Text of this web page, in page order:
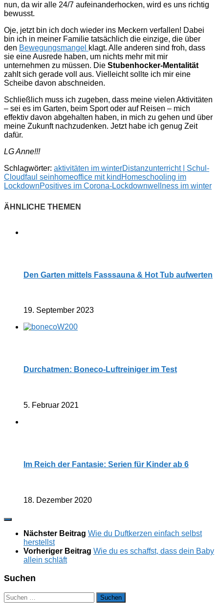
nun, da wir alle 24/7 aufeinanderhocken, wird es uns richtig
bewusst.
Oje, jetzt bin ich doch wieder ins Meckern verfallen! Dabei
bin ich in meiner Familie tatsächlich die einzige, die über
den Bewegungsmangel klagt. Alle anderen sind froh, dass
sie eine Ausrede haben, um nichts mehr mit mir
unternehmen zu müssen. Die Stubenhocker-Mentalität
zahlt sich gerade voll aus. Vielleicht sollte ich mir eine
Scheibe davon abschneiden.
Schließlich muss ich zugeben, dass meine vielen Aktivitäten
– sei es im Garten, beim Sport oder auf Reisen – mich
effektiv davon abgehalten haben, in mich zu gehen und über
meine Zukunft nachzudenken. Jetzt habe ich genug Zeit
dafür.
LG Anne!!!
Schlagwörter: aktivitäten im winterDistanzunterricht | Schul-
Cloudfaul seinhomeoffice mit kind Homeschooling im
LockdownPositives im Corona-Lockdownwellness im winter
Den Garten mittels Fasssauna & Hot Tub aufwerten
19. September 2023
Durchatmen: Boneco-Luftreiniger im Test
5. Februar 2021
Im Reich der Fantasie: Serien für Kinder ab 6
18. Dezember 2020
Nächster Beitrag Wie du Duftkerzen einfach selbst
herstellst
Vorheriger Beitrag Wie du es schaffst, dass dein Baby
allein schläft
Suchen
Suchen
nach: